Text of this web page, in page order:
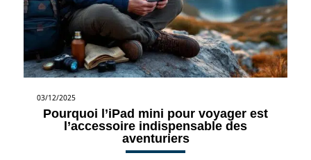
03/12/2025
Pourquoi l’iPad mini pour voyager est
l’accessoire indispensable des
aventuriers